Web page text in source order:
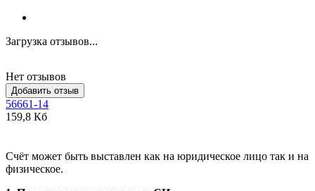
Загрузка отзывов...
Нет отзывов
Добавить отзыв
56661-14
159,8 Кб
Счёт может быть выставлен как на юридическое лицо так и на
физическое.